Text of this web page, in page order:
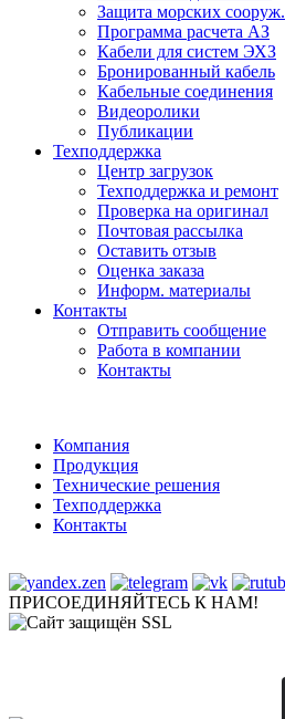
Защита морских сооруж.
Программа расчета АЗ
Кабели для систем ЭХЗ
Бронированный кабель
Кабельные соединения
Видеоролики
Публикации
Техподдержка
Центр загрузок
Техподдержка и ремонт
Проверка на оригинал
Почтовая рассылка
Оставить отзыв
Оценка заказа
Информ. материалы
Контакты
Отправить сообщение
Работа в компании
Контакты
Компания
Продукция
Технические решения
Техподдержка
Контакты
ПРИСОЕДИНЯЙТЕСЬ К НАМ!